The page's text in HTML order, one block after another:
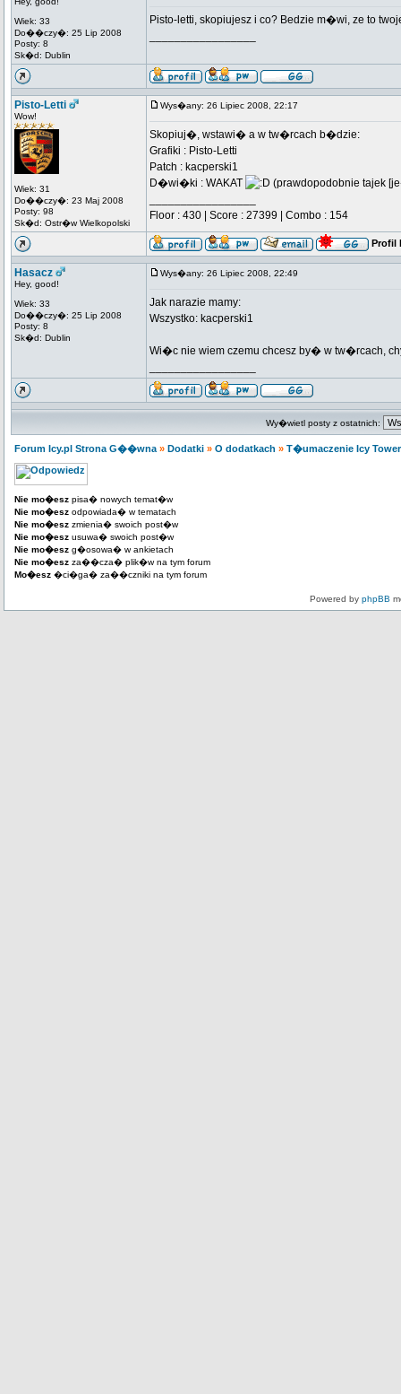
Wiek: 33
Do��czy�: 25 Lip 2008
Posty: 8
Sk�d: Dublin
Pisto-letti, skopiujesz i co? Bedzie m�wi, ze to
Pisto-Letti
Wow!
Wiek: 31
Do��czy�: 23 Maj 2008
Posty: 98
Sk�d: Ostr�w Wielkopolski
Wys�any: 26 Lipiec 2008, 22:17
Skopiuj�, wstawi� a w tw�rcach b�dzie:
Grafiki : Pisto-Letti
Patch : kacperski1
D�wi�ki : WAKAT
(prawdopodobnie tajek
Floor : 430 | Score : 27399 | Combo : 154
Profil
Hasacz
Hey, good!
Wiek: 33
Do��czy�: 25 Lip 2008
Posty: 8
Sk�d: Dublin
Wys�any: 26 Lipiec 2008, 22:49
Jak narazie mamy:
Wszystko: kacperski1
Wi�c nie wiem czemu chcesz by� w tw�rcach,
Wy�wietl posty z ostatnich:
Forum Icy.pl Strona G��wna » Dodatki » O dodatkach » T�umaczenie Icy
Nie mo�esz pisa� nowych temat�w
Nie mo�esz odpowiada� w tematach
Nie mo�esz zmienia� swoich post�w
Nie mo�esz usuwa� swoich post�w
Nie mo�esz g�osowa� w ankietach
Nie mo�esz za��cza� plik�w na tym forum
Mo�esz �ci�ga� za��czniki na tym forum
Powered by phpBB